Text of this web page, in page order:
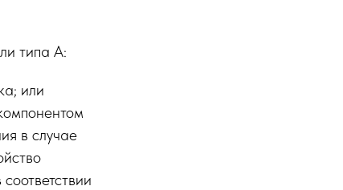
типа А:
или
в случае